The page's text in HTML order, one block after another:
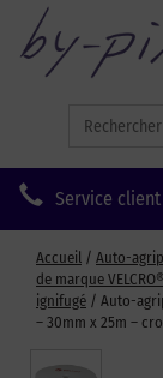
for:
Service client
Accueil / Auto-
de marque VELCRO®
ignifugé / Auto-
– 30mm x 25m –